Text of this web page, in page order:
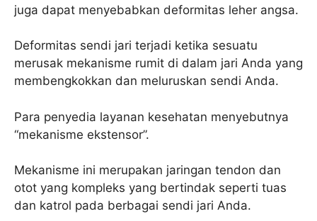
juga dapat menyebabkan deformitas leher angsa.
Deformitas sendi jari terjadi ketika sesuatu
merusak mekanisme rumit di dalam jari Anda yang
membengkokkan dan meluruskan sendi Anda.
Para penyedia layanan kesehatan menyebutnya
“mekanisme ekstensor”.
Mekanisme ini merupakan jaringan tendon dan
otot yang kompleks yang bertindak seperti tuas
dan katrol pada berbagai sendi jari Anda.